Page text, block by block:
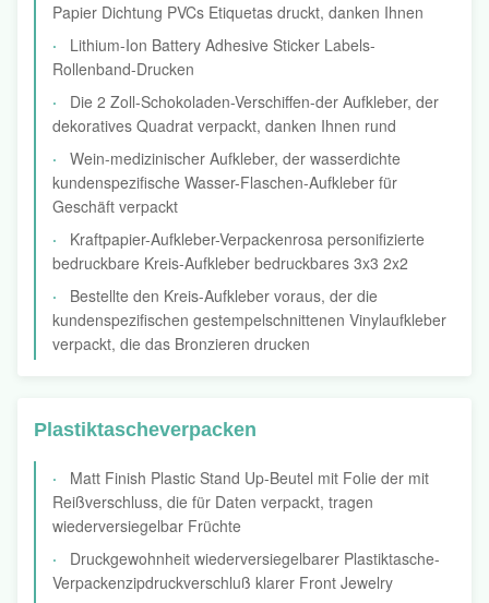
Papier Dichtung PVCs Etiquetas druckt, danken Ihnen
Lithium-Ion Battery Adhesive Sticker Labels-
Rollenband-Drucken
Die 2 Zoll-Schokoladen-Verschiffen-der Aufkleber, der
dekoratives Quadrat verpackt, danken Ihnen rund
Wein-medizinischer Aufkleber, der wasserdichte
kundenspezifische Wasser-Flaschen-Aufkleber für
Geschäft verpackt
Kraftpapier-Aufkleber-Verpackenrosa personifizierte
bedruckbare Kreis-Aufkleber bedruckbares 3x3 2x2
Bestellte den Kreis-Aufkleber voraus, der die
kundenspezifischen gestempelschnittenen Vinylaufkleber
verpackt, die das Bronzieren drucken
Plastiktascheverpacken
Matt Finish Plastic Stand Up-Beutel mit Folie der mit
Reißverschluss, die für Daten verpackt, tragen
wiederversiegelbar Früchte
Druckgewohnheit wiederversiegelbarer Plastiktasche-
Verpackenzipdruckverschluß klarer Front Jewelry